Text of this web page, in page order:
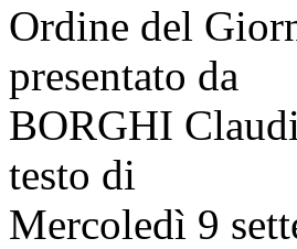
Ordine del
presentato da
BORGHI
testo di
Mercoledì 9